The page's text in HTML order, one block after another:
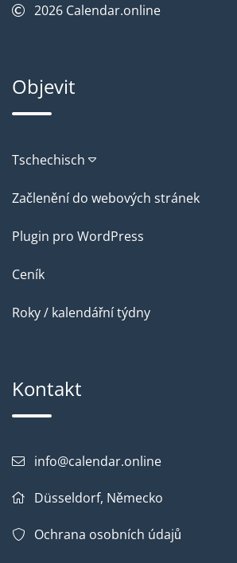
2026 Calendar.online
Objevit
Tschechisch
Začlenění do webových stránek
Plugin pro WordPress
Ceník
Roky / kalendářní týdny
Kontakt
info@calendar.online
Düsseldorf, Německo
Ochrana osobních údajů